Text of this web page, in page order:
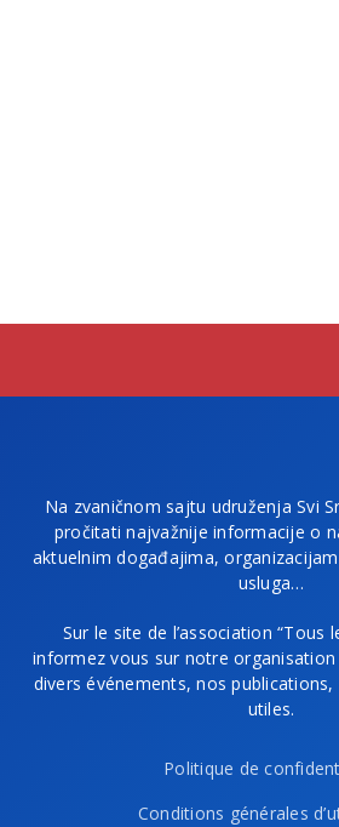
Na zvaničnom sajtu udruženja Svi
pročitati najvažnije informacije o
aktuelnim događajima,
usluga…
Sur le site de l’association “Tous
informez vous sur notre
divers événements, nos publications,
utiles.
Politique de
Conditions générales